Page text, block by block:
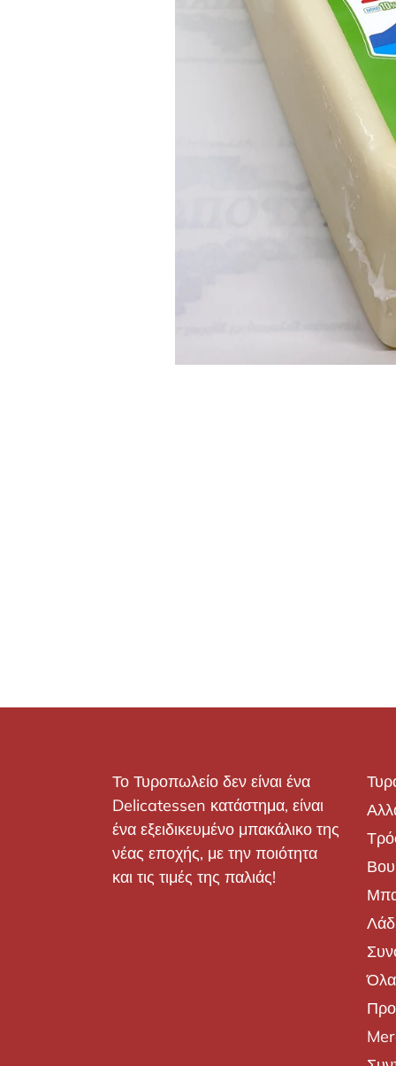
Το Τυροπωλείο δεν είναι ένα
Delicatessen κατάστημα, είναι
ένα εξειδικευμένο μπακάλικο της
νέας εποχής, με την ποιότητα
και τις τιμές της παλιάς!
Όλα